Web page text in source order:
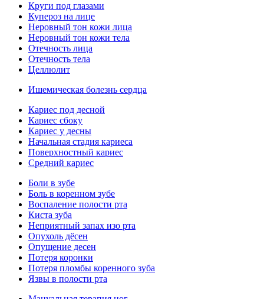
Круги под глазами
Купероз на лице
Неровный тон кожи лица
Неровный тон кожи тела
Отечность лица
Отечность тела
Целлюлит
Ишемическая болезнь сердца
Кариес под десной
Кариес сбоку
Кариес у десны
Начальная стадия кариеса
Поверхностный кариес
Средний кариес
Боли в зубе
Боль в коренном зубе
Воспаление полости рта
Киста зуба
Неприятный запах изо рта
Опухоль дёсен
Опущение десен
Потеря коронки
Потеря пломбы коренного зуба
Язвы в полости рта